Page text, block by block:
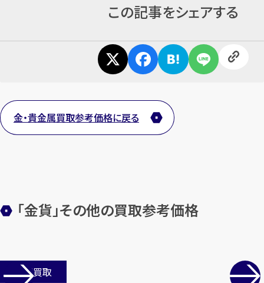
この記事をシェアする
金・貴金属買取参考価格に戻る
「金貨」その他の買取参考価格
店舗買取